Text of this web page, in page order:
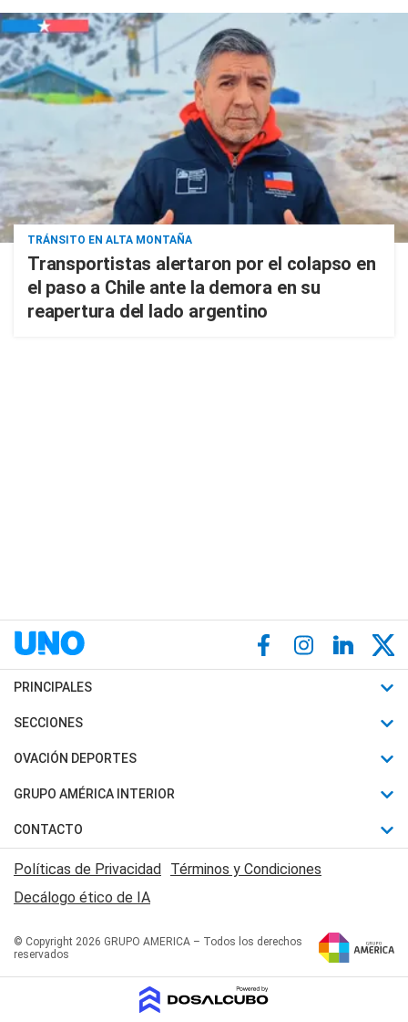
TRÁNSITO EN ALTA MONTAÑA
Transportistas alertaron por el colapso en
el paso a Chile ante la demora en su
reapertura del lado argentino
PRINCIPALES
Últimas Noticias
Política
Judiciales
Economia
SECCIONES
Horóscopo
Motores
Trucos caseros
Series y Películas
Edictos y Solicitadas
OVACIÓN DEPORTES
Fútbol
Mundial
Automovilismo
Rugby
Básquet
GRUPO AMÉRICA INTERIOR
Canal 7 en Vivo
San Juan 8
CONTACTO
Acerca de Nosotros
Contactanos
Políticas de Privacidad Términos y Condiciones
Decálogo ético de IA
© Copyright 2026 GRUPO AMERICA – Todos los derechos
reservados